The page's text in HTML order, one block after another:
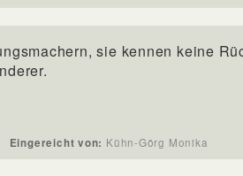
sie kennen keine
Eingereicht von: Kühn-Görg Monika